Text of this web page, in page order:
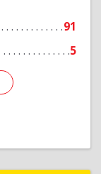
91
5